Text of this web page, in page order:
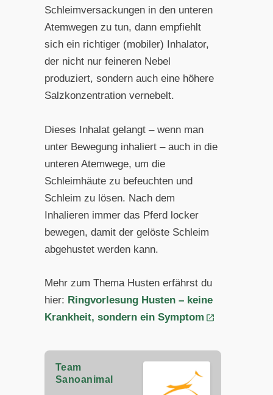
Schleimversackungen in den unteren
Atemwegen zu tun, dann empfiehlt
sich ein richtiger (mobiler) Inhalator,
der nicht nur feineren Nebel
produziert, sondern auch eine höhere
Salzkonzentration vernebelt.
Dieses Inhalat gelangt – wenn man
unter Bewegung inhaliert – auch in die
unteren Atemwege, um die
Schleimhäute zu befeuchten und
Schleim zu lösen. Nach dem
Inhalieren immer das Pferd locker
bewegen, damit der gelöste Schleim
abgehustet werden kann.
Mehr zum Thema Husten erfährst du
hier: Ringvorlesung Husten – keine
Krankheit, sondern ein Symptom
Team
Sanoanimal